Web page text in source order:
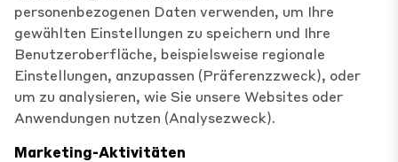
personenbezogenen Daten verwenden, um Ihre
gewählten Einstellungen zu speichern und Ihre
Benutzeroberfläche, beispielsweise regionale
Einstellungen, anzupassen (Präferenzzweck), oder
um zu analysieren, wie Sie unsere Websites oder
Anwendungen nutzen (Analysezweck).
Marketing-Aktivitäten